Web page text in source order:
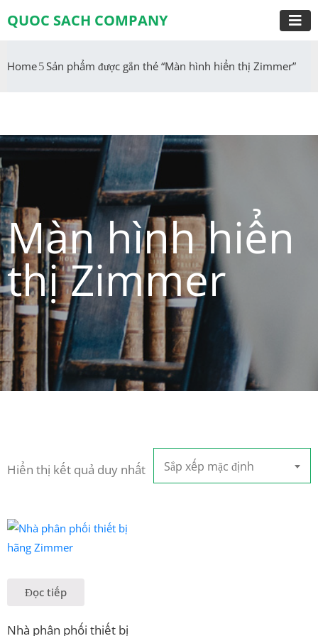
QUOC SACH COMPANY
Home Sản phẩm được gắn thẻ “Màn hình hiển thị Zimmer”
Màn hình hiển
thị Zimmer
Hiển thị kết quả duy nhất Sắp xếp mặc định
Đọc tiếp
Nhà phân phối thiết bị